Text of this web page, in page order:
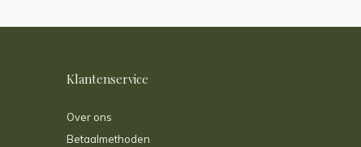
Klantenservice
Over ons
Betaalmethoden